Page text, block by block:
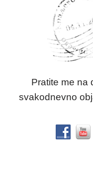
Pratite me na
svakodnevno